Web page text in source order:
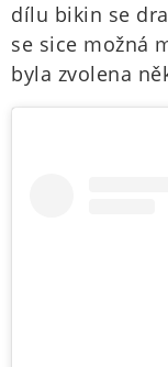
dílu bikin se
se sice možná
byla zvolena